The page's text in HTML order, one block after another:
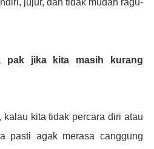
jujur, dan tidak mudah ragu-
pak jika kita masih kurang
kita tidak percara diri atau
pasti agak merasa canggung